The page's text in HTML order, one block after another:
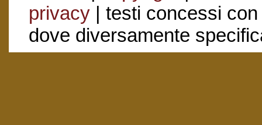
privacy| testi concessi
dove diversamente